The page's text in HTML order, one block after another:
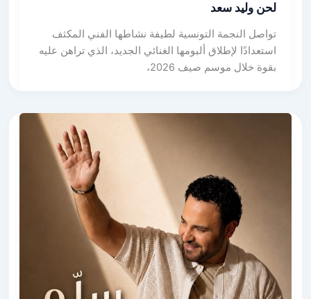
لحن وليد سعد
تواصل النجمة التونسية لطيفة نشاطها الفني المكثف
استعدادًا لإطلاق ألبومها الغنائي الجديد، الذي تراهن عليه
بقوة خلال موسم صيف 2026،